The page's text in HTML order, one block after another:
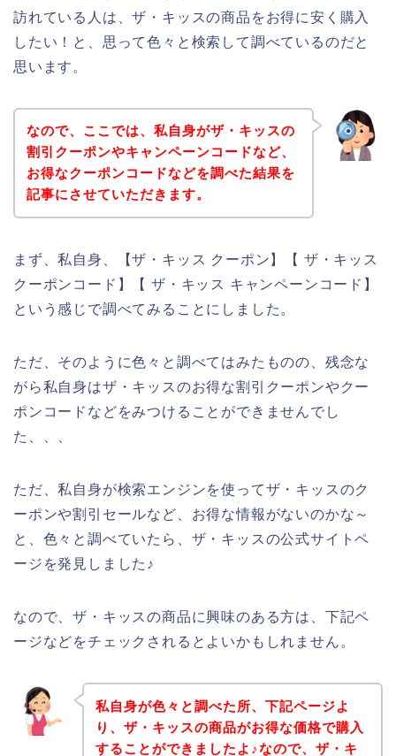
訪れている人は、ザ・キッスの商品をお得に安く購入
したい！と、思って色々と検索して調べているのだと
思います。
なので、ここでは、私自身がザ・キッスの
割引クーポンやキャンペーンコードなど、
お得なクーポンコードなどを調べた結果を
記事にさせていただきます。
まず、私自身、【ザ・キッス クーポン】【 ザ・キッス
クーポンコード】【 ザ・キッス キャンペーンコード】
という感じで調べてみることにしました。
ただ、そのように色々と調べてはみたものの、残念な
がら私自身はザ・キッスのお得な割引クーポンやクー
ポンコードなどをみつけることができませんでし
た、、、
ただ、私自身が検索エンジンを使ってザ・キッスのク
ーポンや割引セールなど、お得な情報がないのかな～
と、色々と調べていたら、ザ・キッスの公式サイトペ
ージを発見しました♪
なので、ザ・キッスの商品に興味のある方は、下記ペ
ージなどをチェックされるとよいかもしれません。
私自身が色々と調べた所、下記ページよ
り、ザ・キッスの商品がお得な価格で購入
することができましたよ♪なので、ザ・キ